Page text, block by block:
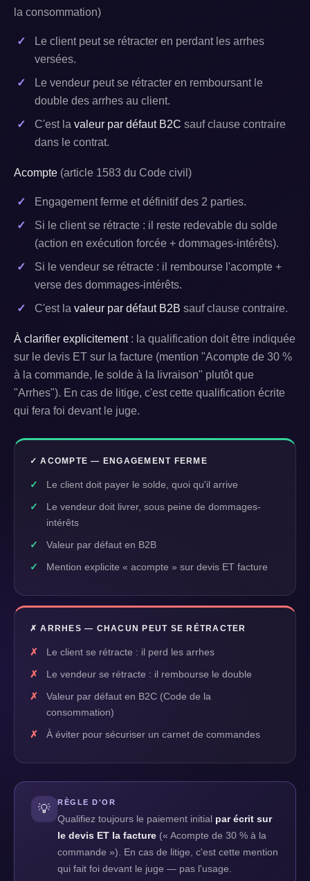
la consommation)
Le client peut se rétracter en perdant les arrhes
versées.
Le vendeur peut se rétracter en remboursant le
double des arrhes au client.
C'est la valeur par défaut B2C sauf clause contraire
dans le contrat.
Acompte (article 1583 du Code civil)
Engagement ferme et définitif des 2 parties.
Si le client se rétracte : il reste redevable du solde
(action en exécution forcée + dommages-intérêts).
Si le vendeur se rétracte : il rembourse l'acompte +
verse des dommages-intérêts.
C'est la valeur par défaut B2B sauf clause contraire.
À clarifier explicitement: la qualification doit être indiquée
sur le devis ET sur la facture (mention "Acompte de 30 %
à la commande, le solde à la livraison" plutôt que
"Arrhes"). En cas de litige, c'est cette qualification écrite
qui fera foi devant le juge.
✓ ACOMPTE — ENGAGEMENT FERME
Le client doit payer le solde, quoi qu'il arrive
Le vendeur doit livrer, sous peine de dommages-
intérêts
Valeur par défaut en B2B
Mention explicite « acompte » sur devis ET facture
✗ ARRHES — CHACUN PEUT SE RÉTRACTER
Le client se rétracte : il perd les arrhes
Le vendeur se rétracte : il rembourse le double
Valeur par défaut en B2C (Code de la
consommation)
À éviter pour sécuriser un carnet de commandes
💡 RÈGLE D'OR
Qualifiez toujours le paiement initial par écrit sur
le devis ET la facture (« Acompte de 30 % à la
commande »). En cas de litige, c'est cette mention
qui fait foi devant le juge — pas l'usage.